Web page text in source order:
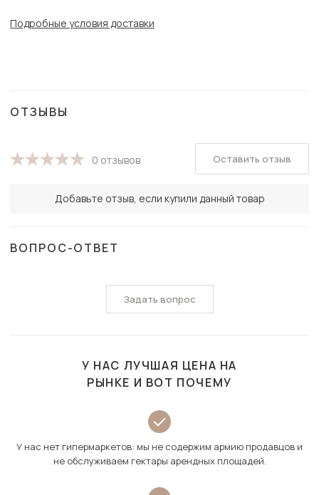
Подробные условия доставки
ОТЗЫВЫ
0 отзывов
Добавьте отзыв, если купили данный товар
Оставить отзыв
ВОПРОС-ОТВЕТ
Задать вопрос
У НАС ЛУЧШАЯ ЦЕНА НА
РЫНКЕ И ВОТ ПОЧЕМУ
У нас нет гипермаркетов: мы не содержим армию продавцов и
не обслуживаем гектары арендных площадей.